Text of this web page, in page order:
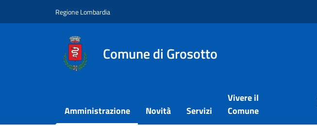
Regione Lombardia
Comune di Grosotto
Amministrazione Novità Servizi
Vivere il
Comune